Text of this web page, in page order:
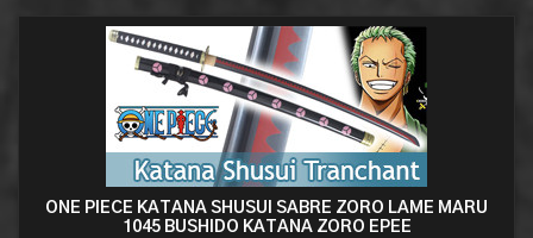
ONE PIECE KATANA SHUSUI SABRE ZORO LAME MARU
1045 BUSHIDO KATANA ZORO EPEE